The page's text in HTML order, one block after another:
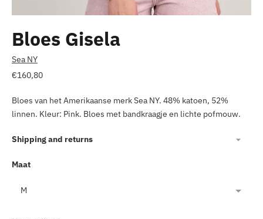
Bloes Gisela
Sea NY
€160,80Normale
Bloes van het Amerikaanse merk Sea NY. 48% katoen, 52%
linnen. Kleur: Pink. Bloes met bandkraagje en lichte pofmouw.
Shipping and returns
Maat